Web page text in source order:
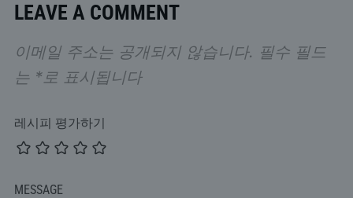
LEAVE A COMMENT
이메일 주소는 공개되지 않습니다. 필수 필드
는 *로 표시됩니다
레시피 평가하기
MESSAGE